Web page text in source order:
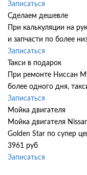
Записаться
Сделаем дешевле
При калькуляции на
и запчасти по более
Записаться
Такси в подарок
При ремонте Ниссан
более одного дня,
Записаться
Мойка двигателя
Мойка двигателя
Golden Star по супер
3961 руб
Записаться